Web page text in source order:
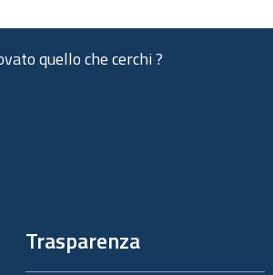
documento
quello che cerchi ?
Trasparenza